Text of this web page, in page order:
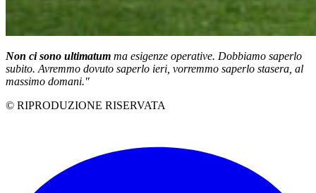
Non ci sono ultimatum ma esigenze operative. Dobbiamo saperlo
subito. Avremmo dovuto saperlo ieri, vorremmo saperlo stasera, al
massimo domani."
© RIPRODUZIONE RISERVATA